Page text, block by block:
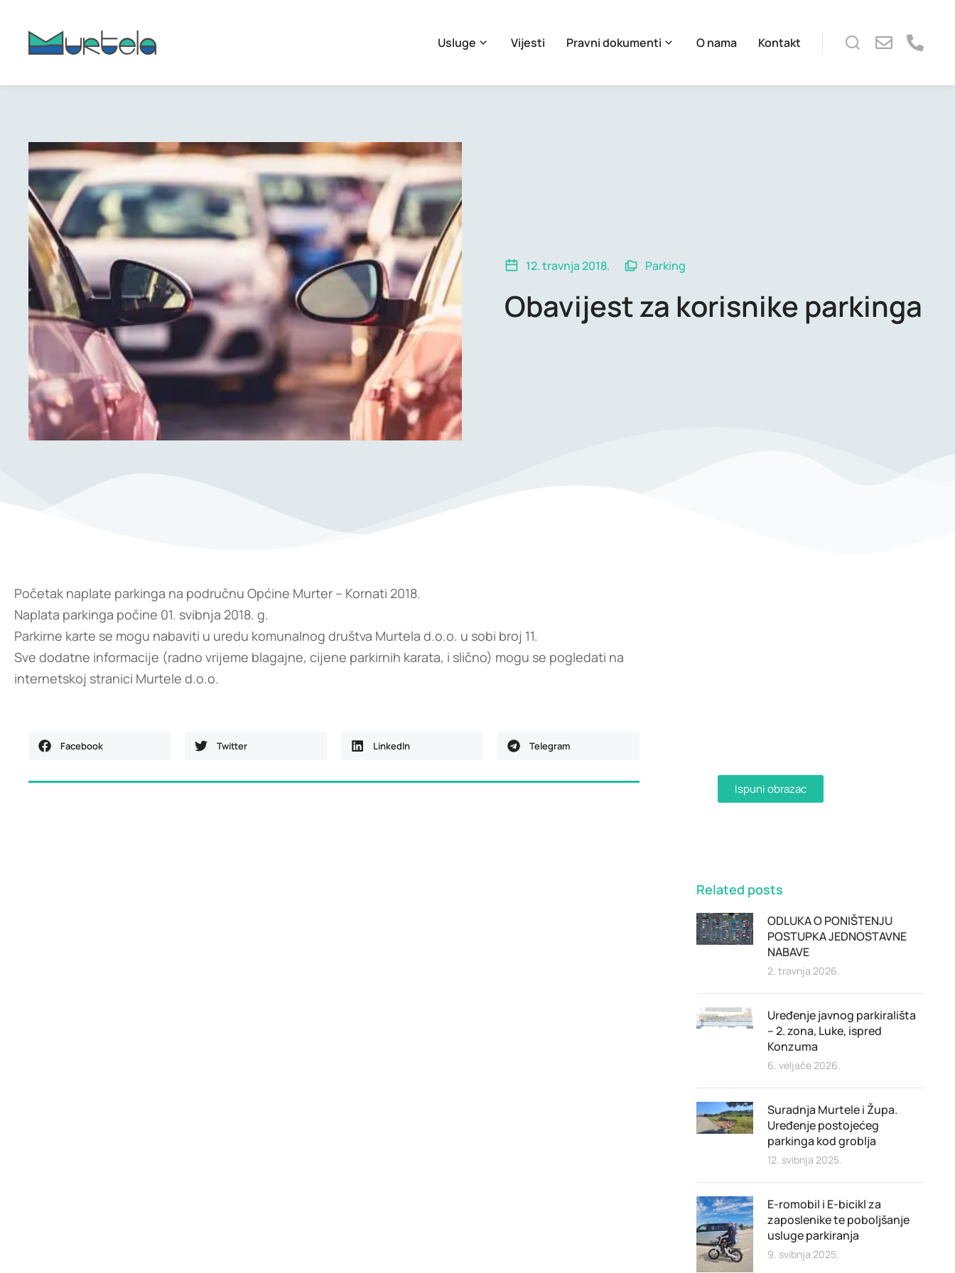
Usluge Vijesti Pravni dokumenti O nama Kontakt
12. travnja 2018. Parking
Obavijest za korisnike parkinga
Početak naplate parkinga na područnu Općine Murter – Kornati 2018.
Naplata parkinga počine 01. svibnja 2018. g.
Parkirne karte se mogu nabaviti u uredu komunalnog društva Murtela d.o.o. u sobi broj 11.
Sve dodatne informacije (radno vrijeme blagajne, cijene parkirnih karata, i slično) mogu se pogledati na
internetskoj stranici Murtele d.o.o.
Facebook Twitter LinkedIn Telegram
Ispuni obrazac
Related posts
ODLUKA O PONIŠTENJU
POSTUPKA JEDNOSTAVNE
NABAVE
2. travnja 2026.
Uređenje javnog parkirališta
– 2. zona, Luke, ispred
Konzuma
6. veljače 2026.
Suradnja Murtele i Župa.
Uređenje postojećeg
parkinga kod groblja
12. svibnja 2025.
E-romobil i E-bicikl za
zaposlenike te poboljšanje
usluge parkiranja
9. svibnja 2025.